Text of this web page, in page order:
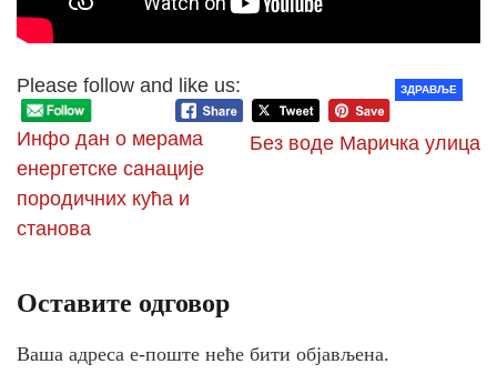
Please follow and like us: ЗДРАВЉЕ
Инфо дан о мерама
енергетске санације
породичних кућа и
станова
Без воде Маричка улица
Оставите одговор
Ваша адреса е-поште неће бити објављена.